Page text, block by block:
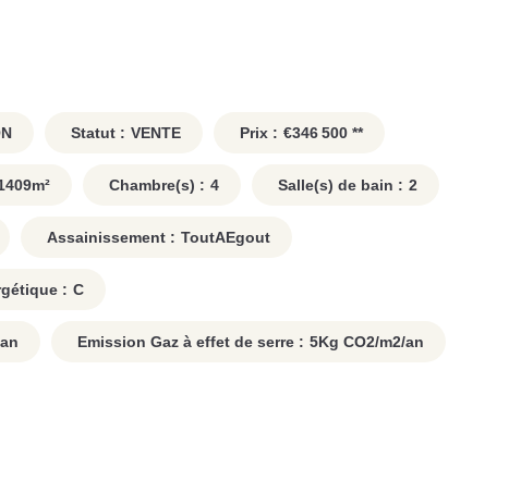
Statut : VENTE Prix : €346 500 **
m² Chambre(s) : 4 Salle(s) de bain : 2
Assainissement : ToutAEgout
: C
Emission Gaz à effet de serre : 5Kg CO2/m2/an